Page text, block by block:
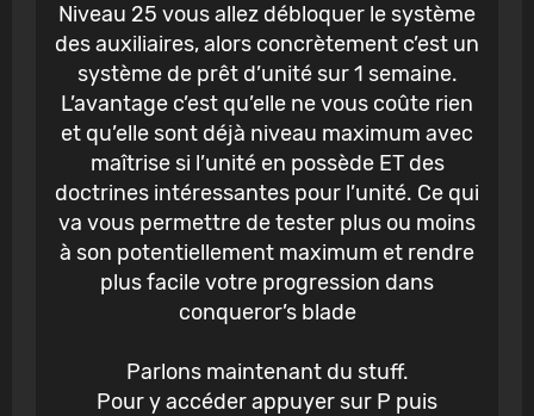
Niveau 25 vous allez débloquer le système
des auxiliaires, alors concrètement c’est un
système de prêt d’unité sur 1 semaine.
L’avantage c’est qu’elle ne vous coûte rien
et qu’elle sont déjà niveau maximum avec
maîtrise si l’unité en possède ET des
doctrines intéressantes pour l’unité. Ce qui
va vous permettre de tester plus ou moins
à son potentiellement maximum et rendre
plus facile votre progression dans
conqueror’s blade
Parlons maintenant du stuff.
Pour y accéder appuyer sur P puis